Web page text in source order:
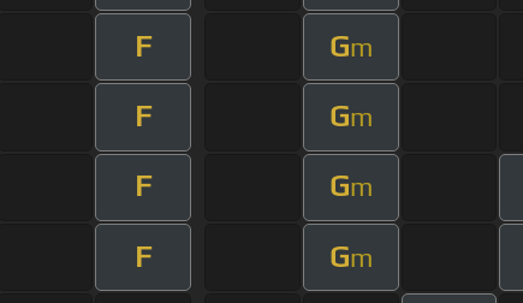
F Gm
F Gm
F Gm
F Gm